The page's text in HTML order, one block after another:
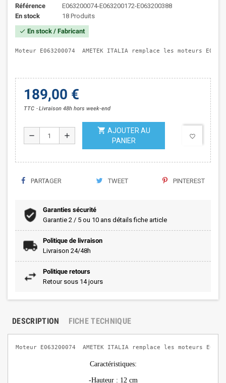
Référence
E063200074-E063200172-E063200388
En stock
18 Produits
check En stock / Fabricant
Moteur E063200074  AMETEK ITALIA remplace les moteurs
189,00 €
TTC Livraison 48h hors week-end
remove add
shopping_cart AJOUTER AU
PANIER
favorite_border
PARTAGER TWEET PINTEREST
Garanties sécurité
Garantie 2 / 5 ou 10 ans détails fiche article
Politique de livraison
Livraison 24/48h
Politique retours
Retour sous 14 jours
DESCRIPTION FICHE TECHNIQUE
Moteur E063200074  AMETEK ITALIA remplace les moteurs
Caractéristiques:
-Hauteur : 12 cm